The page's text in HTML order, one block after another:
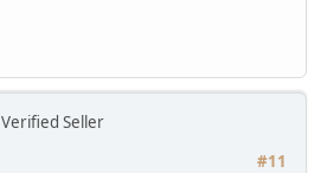
Verified Seller
#11